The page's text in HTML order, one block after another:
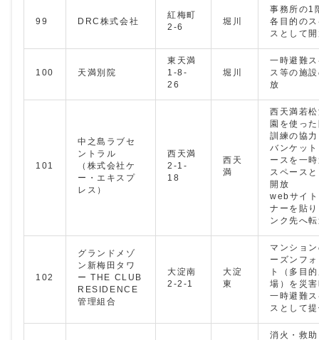
99 DRC株式会社
紅梅町
2-6
堀川
事務所の1
各目的の
スとして
100 天満別院
東天満
1-8-
26
堀川
一時避難
ス等の施
放
101
中之島ラブセ
ントラル
（株式会社ケ
ー・エキスプ
レス）
西天満
2-1-
18
西天
満
西天満若
園を使っ
訓練の協力
バンケッ
ースを一
スペース
開放
webサイ
ナーを貼
ンク先へ
102
グランドメゾ
ン新梅田タワ
ー THE CLUB
RESIDENCE
管理組合
大淀南
2-2-1
大淀
東
マンショ
ーズンフ
ト（多目
場）を災
一時避難
スとして
消火・救